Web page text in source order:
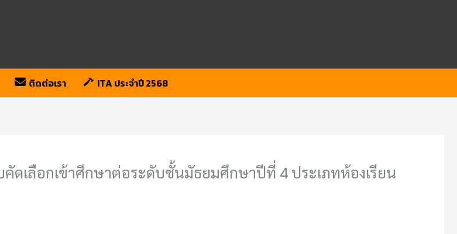
ติดต่อเรา ITA ประจำปี 2568
ดเลือกเข้าศึกษาต่อระดับชั้นมัธยมศึกษาปีที่ 4 ประเภทห้องเรียน